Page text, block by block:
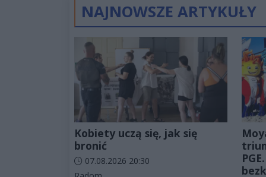
NAJNOWSZE ARTYKUŁY
Kobiety uczą się, jak się
bronić
Data dodania artykułu:
07.08.2026 20:30